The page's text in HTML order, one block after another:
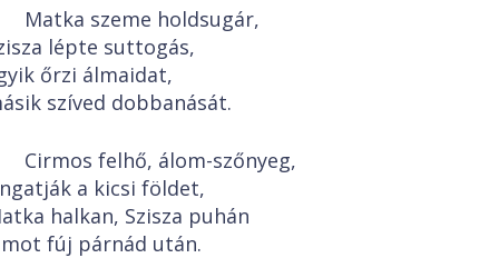
Matka szeme holdsugár,
lépte suttogás,
őrzi álmaidat,
szíved dobbanását.
Cirmos felhő, álom-szőnyeg,
a kicsi földet,
halkan, Szisza puhán
fúj párnád után.